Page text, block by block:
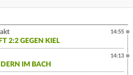
2:2 GEGEN KIEL
14:55
IM BACH
14:13